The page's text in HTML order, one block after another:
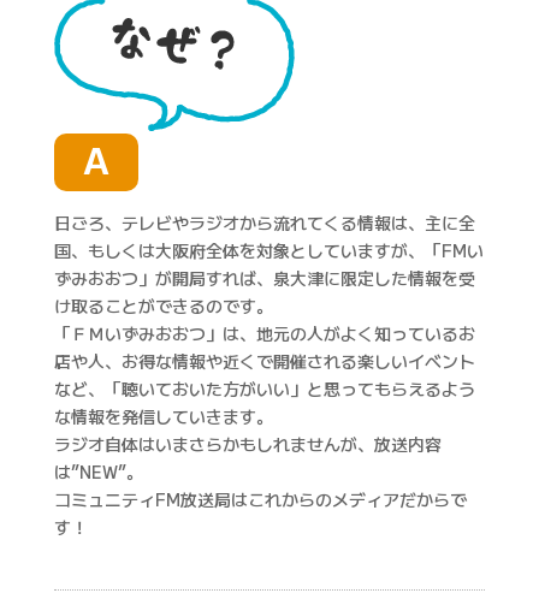
A
日ごろ、テレビやラジオから流れてくる情報は、主に全
国、もしくは大阪府全体を対象としていますが、「FMい
ずみおおつ」が開局すれば、泉大津に限定した情報を受
け取ることができるのです。
「ＦＭいずみおおつ」は、地元の人がよく知っているお
店や人、お得な情報や近くで開催される楽しいイベント
など、「聴いておいた方がいい」と思ってもらえるよう
な情報を発信していきます。
ラジオ自体はいまさらかもしれませんが、放送内容
は”NEW”。
コミュニティFM放送局はこれからのメディアだからで
す！